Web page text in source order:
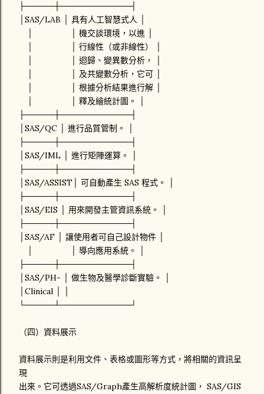
├─────┼────────────┤
│SAS/LAB │ 具有人工智慧式人 │
│ │ 機交談環境，以進 │
│ │ 行線性（或非線性） │
│ │ 迴歸、變異數分析， │
│ │ 及共變數分析，它可 │
│ │ 根據分析結果進行解 │
│ │ 釋及繪統計圖。 │
├─────┼────────────┤
│SAS/QC │ 進行品質管制。 │
├─────┼────────────┤
│SAS/IML │ 進行矩陣運算。 │
├─────┼────────────┤
│SAS/ASSIST│ 可自動產生 SAS 程式。 │
├─────┼────────────┤
│SAS/EIS │ 用來開發主管資訊系統。 │
├─────┼────────────┤
│SAS/AF │ 讓使用者可自己設計物件 │
│ │ 導向應用系統。 │
├─────┼────────────┤
│SAS/PH- │ 做生物及醫學診斷實驗。 │
│Clinical │ │
└─────┴────────────┘
（四）資料展示
資料展示則是利用文件、表格或圖形等方式，將相關的資訊呈
現
出來。它可透過SAS/Graph產生高解析度統計圖， SAS/GIS